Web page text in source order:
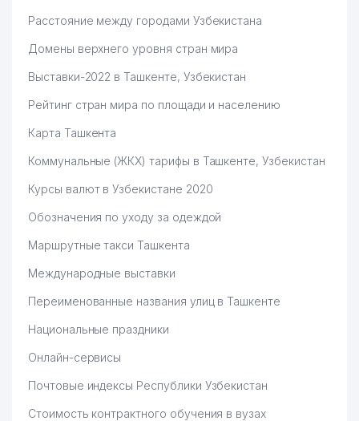
Расстояние между городами Узбекистана
Домены верхнего уровня стран мира
Выставки-2022 в Ташкенте, Узбекистан
Рейтинг стран мира по площади и населению
Карта Ташкента
Коммунальные (ЖКХ) тарифы в Ташкенте, Узбекистан
Курсы валют в Узбекистане 2020
Обозначения по уходу за одеждой
Маршрутные такси Ташкента
Международные выставки
Переименованные названия улиц в Ташкенте
Национальные праздники
Онлайн-сервисы
Почтовые индексы Республики Узбекистан
Стоимость контрактного обучения в вузах